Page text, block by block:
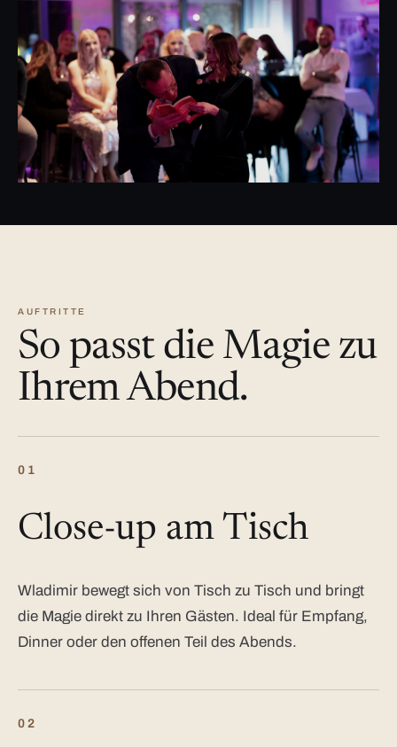
AUFTRITTE
So passt die Magie zu
Ihrem Abend.
01
Close-up am Tisch
Wladimir bewegt sich von Tisch zu Tisch und bringt
die Magie direkt zu Ihren Gästen. Ideal für Empfang,
Dinner oder den offenen Teil des Abends.
02